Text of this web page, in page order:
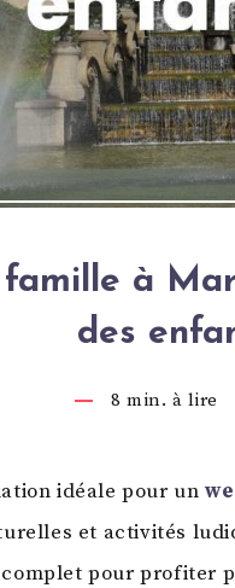
famille à
des
8 min. à lire
idéale pour un
et activités
pour profiter